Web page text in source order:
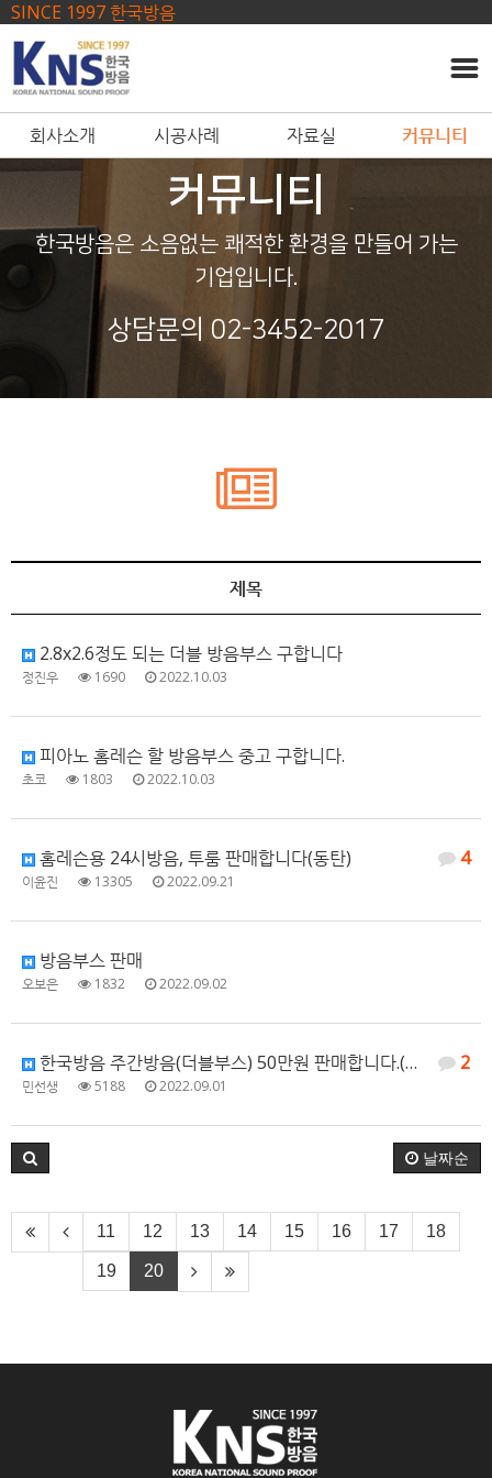
------ 메인 스크립트 ------
SINCE 1997 한국방음
회사소개 시공사례 자료실 커뮤니티
커뮤니티
한국방음은 소음없는 쾌적한 환경을 만들어 가는
기업입니다.
상담문의 02-3452-2017
제목
2.8x2.6정도 되는 더블 방음부스 구합니다
정진우 1690 2022.10.03
피아노 홈레슨 할 방음부스 중고 구합니다.
초코 1803 2022.10.03
4
홈레슨용 24시방음, 투룸 판매합니다(동탄)
이윤진 13305 2022.09.21
방음부스 판매
오보은 1832 2022.09.02
2
한국방음 주간방음(더블부스) 50만원 판매합니다.(이전설치비 별도)
민선생 5188 2022.09.01
날짜순
11 12 13 14 15 16 17 18
19 20